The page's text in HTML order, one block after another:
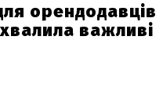
орендодавців
важливі